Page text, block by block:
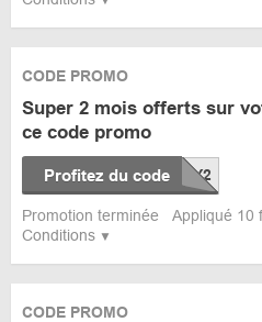
Conditions
CODE PROMO
Super 2 mois offerts sur
ce code promo
Profitez du code
Promotion terminée Appliqué 10
CODE PROMO